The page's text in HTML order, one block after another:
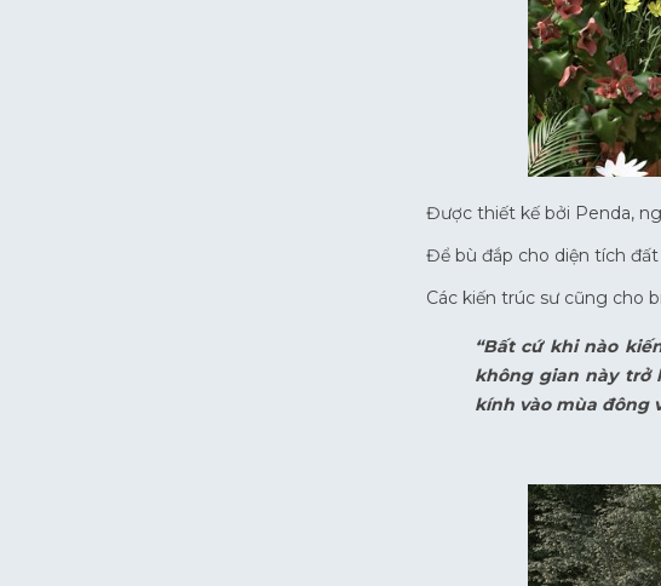
Được thiết kế bởi Penda,
Để bù đắp cho diện tích
Các kiến trúc sư cũng cho
“Bất cứ khi nào
không gian này trở
kính vào mùa đông